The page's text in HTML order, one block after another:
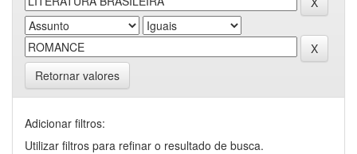
Retornar valores
Adicionar filtros:
Utilizar filtros para refinar o resultado de busca.